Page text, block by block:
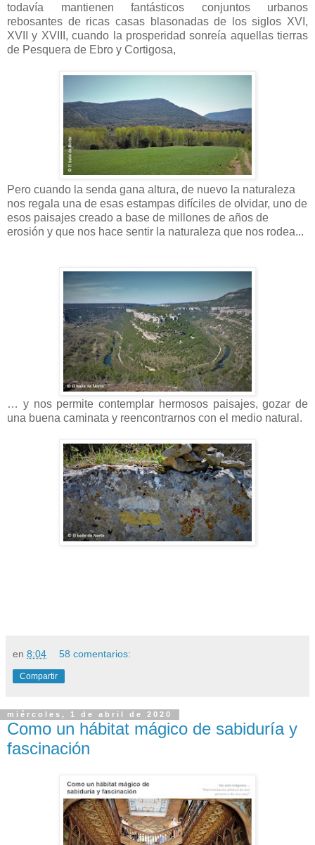
todavía mantienen fantásticos conjuntos urbanos
rebosantes de ricas casas blasonadas de los siglos XVI,
XVII y XVIII, cuando la prosperidad sonreía aquellas tierras
de Pesquera de Ebro y Cortigosa,
Pero cuando la senda gana altura, de nuevo la naturaleza
nos regala una de esas estampas difíciles de olvidar, uno de
esos paisajes creado a base de millones de años de
erosión y que nos hace sentir la naturaleza que nos rodea...
… y nos permite contemplar hermosos paisajes, gozar de
una buena caminata y reencontrarnos con el medio natural.
en 8:04 58 comentarios:
Compartir
miércoles, 1 de abril de 2020
Como un hábitat mágico de sabiduría y
fascinación